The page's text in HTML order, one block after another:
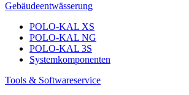
Gebäudeentwässerung
POLO-KAL XS
POLO-KAL NG
POLO-KAL 3S
Systemkomponenten
Tools & Softwareservice